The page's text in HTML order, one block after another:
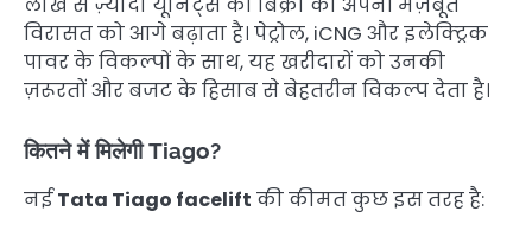
लाख से ज़्यादा यूनिट्स की बिक्री की अपनी मज़बूत
विरासत को आगे बढ़ाता है। पेट्रोल, iCNG और इलेक्ट्रिक
पावर के विकल्पों के साथ, यह खरीदारों को उनकी
ज़रूरतों और बजट के हिसाब से बेहतरीन विकल्प देता है।
कितने में मिलेगी Tiago?
नईTata Tiago facelift की कीमत कुछ इस तरह है: